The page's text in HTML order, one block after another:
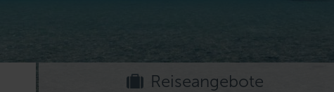
Reiseangebote